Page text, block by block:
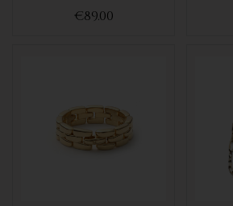
€89.00